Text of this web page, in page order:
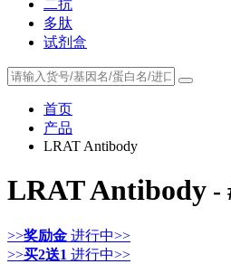
二抗
多肽
试剂盒
首页
产品
LRAT Antibody
LRAT Antibody -
>>奖励金 进行中>>
>>买2送1 进行中>>